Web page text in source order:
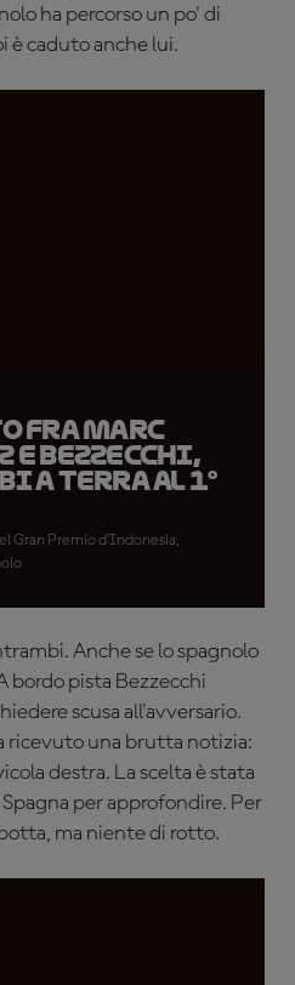
ha percorso un po' di
è caduto anche lui.
fra Marc
e Bezzecchi,
a terra al 1°
Gran Premio d’Indonesia,
Anche se lo spagnolo
bordo pista Bezzecchi
scusa all'avversario.
ricevuto una brutta notizia:
destra. La scelta è stata
per approfondire. Per
ma niente di rotto.